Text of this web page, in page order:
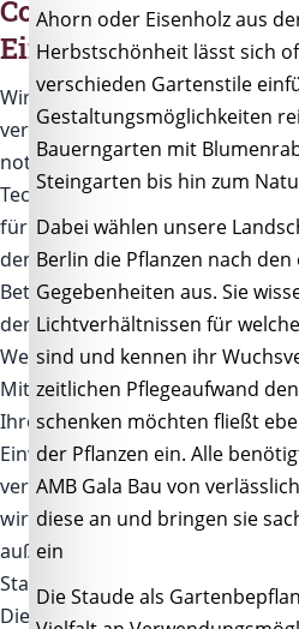
Ahorn oder Eisenholz aus
Herbstschönheit lässt sich
verschieden Gartenstile
Gestaltungsmöglichkeiten
Bauerngarten mit
Steingarten bis hin zum
Dabei wählen unsere
Berlin die Pflanzen nach
Gegebenheiten aus. Sie
Lichtverhältnissen für
sind und kennen ihr
zeitlichen Pflegeaufwand
schenken möchten fließt
der Pflanzen ein. Alle
AMB Gala Bau von
diese an und bringen sie
ein
Die Staude als
Cookie-
Einstellungen
Wir
verwenden
notwendige
Technologien
für
den
Betrieb
der
Website.
Mit
Ihrer
Einwilligung
verwenden
wir
außerdem
Statistik-
Dienste